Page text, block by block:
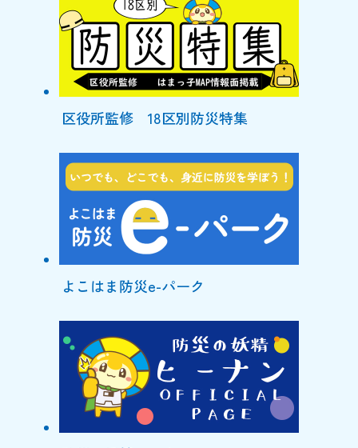
区役所監修 18区別防災特集
よこはま防災e-パーク